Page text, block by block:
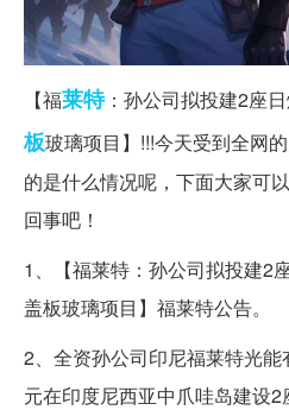
【福莱特：孙公司拟投建2座
板玻璃项目】!!!今天受到全网
的是什么情况呢，下面大家可
回事吧！
1、【福莱特：孙公司拟投建2
盖板玻璃项目】福莱特公告。
2、全资孙公司印尼福莱特光
元在印度尼西亚中爪哇岛建设